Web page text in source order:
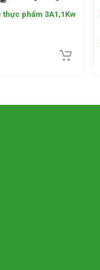
phẩm 3A1,1Kw